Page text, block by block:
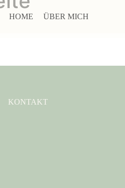
HOME ÜBER MICH
KONTAKT